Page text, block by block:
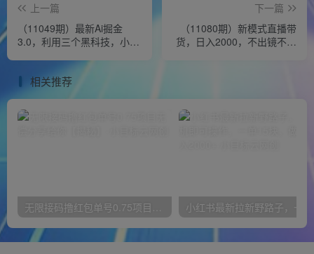
上一篇
（11049期）最新Ai掘金
3.0，利用三个黑科技，小白
下一篇
（11080期）新模式直播带
货，日入2000，不出镜不露
相关推荐
无限接码撸红包单号0.75项目无偿分享给你【揭秘】